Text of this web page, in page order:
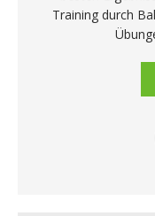
Training durch